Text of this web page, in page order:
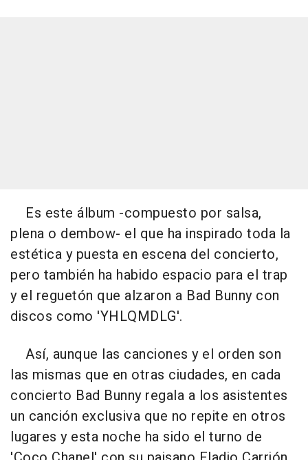
Es este álbum -compuesto por salsa,
plena o dembow- el que ha inspirado toda la
estética y puesta en escena del concierto,
pero también ha habido espacio para el trap
y el reguetón que alzaron a Bad Bunny con
discos como 'YHLQMDLG'.
Así, aunque las canciones y el orden son
las mismas que en otras ciudades, en cada
concierto Bad Bunny regala a los asistentes
un canción exclusiva que no repite en otros
lugares y esta noche ha sido el turno de